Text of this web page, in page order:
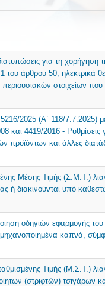
για τη
άρθρου 50, ηλεκτρικά
στοιχείων
2025 (Α΄ 118/7.7.2025)
και 4419/2016 -
προϊόντων και άλλες
Μέσης Τιμής (Σ.Μ.Τ.)
ή διακινούνται υπό
οδηγιών εφαρμογής
καπνά,
Τιμής (Μ.Σ.Τ.)
(στριφτών)